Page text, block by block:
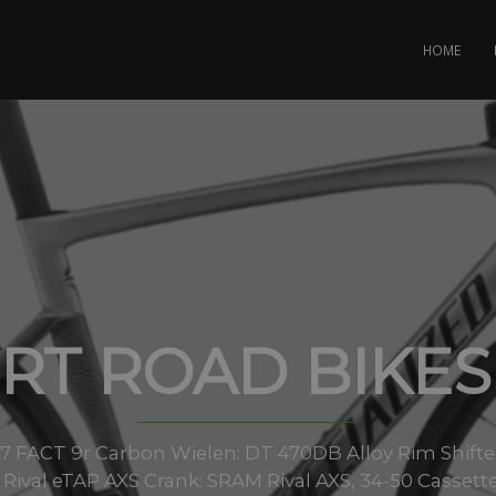
HOME
ROAD
FACT 9r Carbon Wielen: DT 470DB Alloy Rim
eTAP AXS Crank: SRAM Rival AXS, 34-50